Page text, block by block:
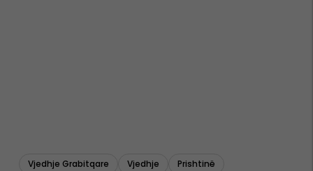
Vjedhje Grabitqare Vjedhje Prishtinë